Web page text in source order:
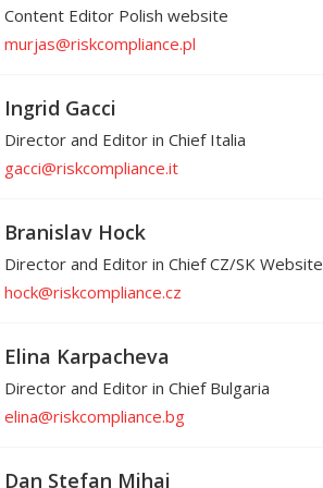
Content Editor Polish website
murjas@riskcompliance.pl
Ingrid Gacci
Director and Editor in Chief Italia
gacci@riskcompliance.it
Branislav Hock
Director and Editor in Chief CZ/SK Website
hock@riskcompliance.cz
Elina Karpacheva
Director and Editor in Chief Bulgaria
elina@riskcompliance.bg
Dan Stefan Mihai